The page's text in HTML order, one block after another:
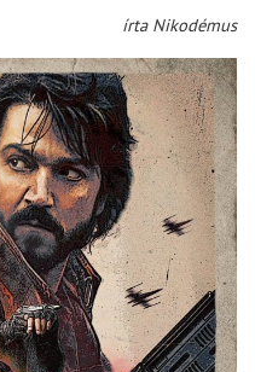
írta Nikodémus